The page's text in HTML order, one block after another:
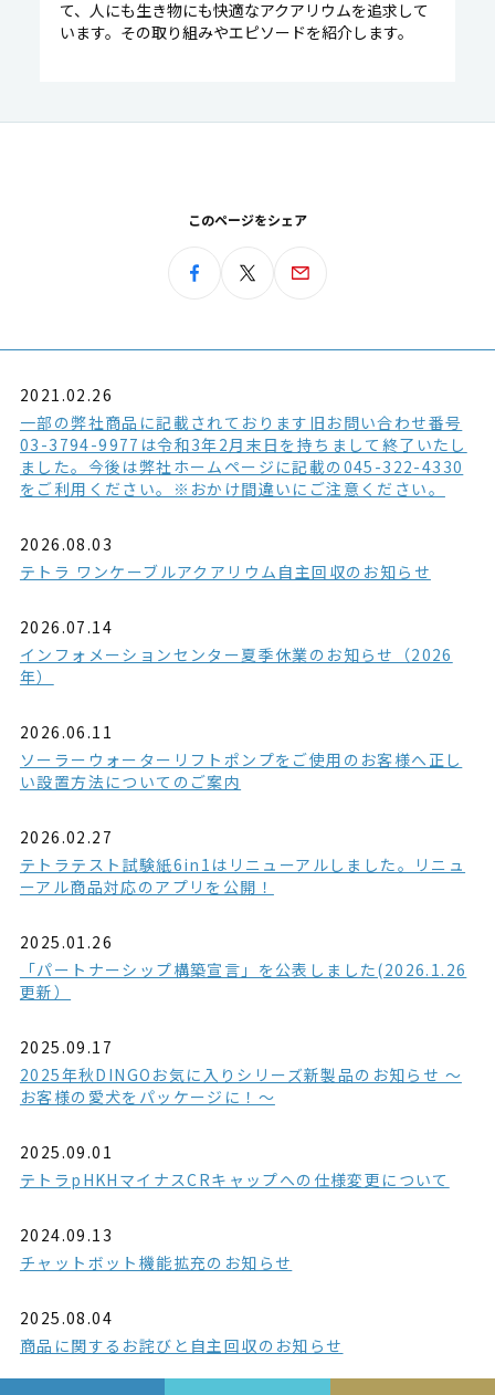
て、人にも生き物にも快適なアクアリウムを追求して
います。その取り組みやエピソードを紹介します。
このページをシェア
2021.02.26
一部の弊社商品に記載されております旧お問い合わせ番号
03-3794-9977は令和3年2月末日を持ちまして終了いたし
ました。今後は弊社ホームページに記載の045-322-4330
をご利用ください。※おかけ間違いにご注意ください。
2026.08.03
テトラ ワンケーブルアクアリウム自主回収のお知らせ
2026.07.14
インフォメーションセンター夏季休業のお知らせ（2026
年）
2026.06.11
ソーラーウォーターリフトポンプをご使用のお客様へ正し
い設置方法についてのご案内
2026.02.27
テトラテスト試験紙6in1はリニューアルしました。リニュ
ーアル商品対応のアプリを公開！
2025.01.26
「パートナーシップ構築宣言」を公表しました(2026.1.26
更新）
2025.09.17
2025年秋DINGOお気に入りシリーズ新製品のお知らせ ～
お客様の愛犬をパッケージに！～
2025.09.01
テトラpHKHマイナスCRキャップへの仕様変更について
2024.09.13
チャットボット機能拡充のお知らせ
2025.08.04
商品に関するお詫びと自主回収のお知らせ